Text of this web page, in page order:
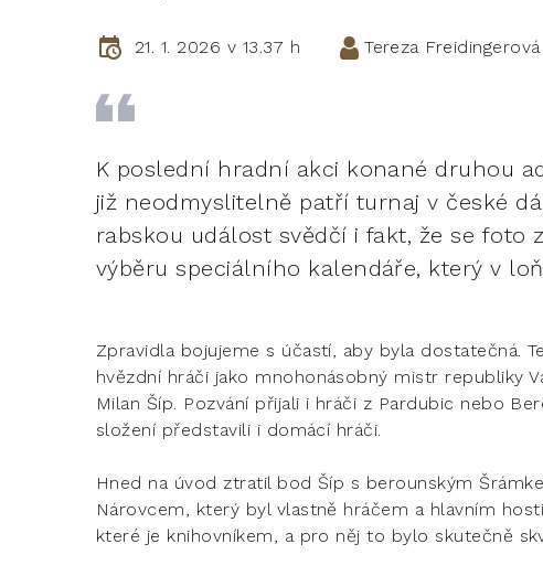
21. 1. 2026 v 13.37 h Tereza Freidingerová
K poslední hradní akci konané druhou
již neodmyslitelně patří turnaj v české
rabskou událost svědčí i fakt, že se
výběru speciálního kalendáře, který v
Zpravidla bojujeme s účastí, aby byla dostatečná.
hvězdní hráči jako mnohonásobný mistr republiky
Milan Šíp. Pozvání přijali i hráči z Pardubic nebo
složení představili i domácí hráči.
Hned na úvod ztratil bod Šíp s berounským
Nárovcem, který byl vlastně hráčem a hlavním
které je knihovníkem, a pro něj to bylo skutečně